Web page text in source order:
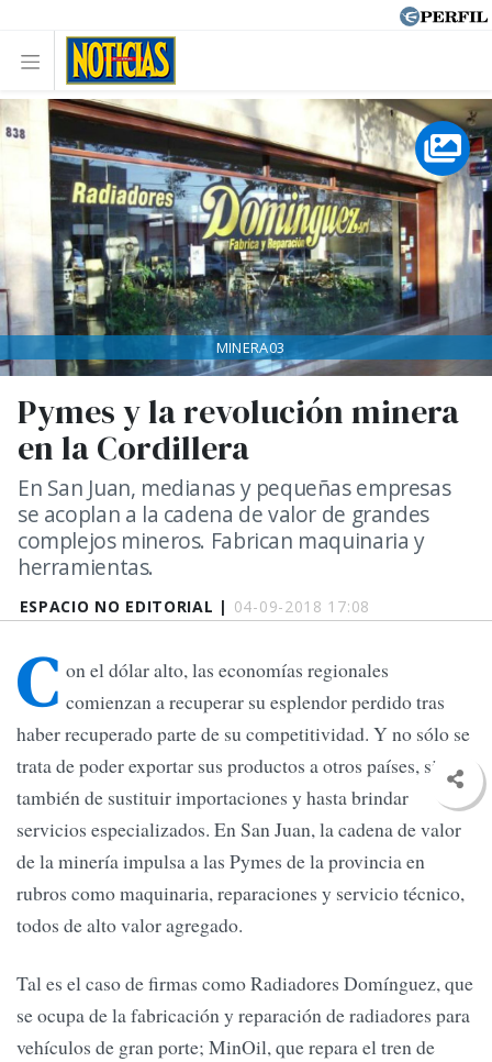
ESPACIO NO EDITORIAL | 04-09-2018 17:08
Pymes y la revolución minera
en la Cordillera
En San Juan, medianas y pequeñas empresas
se acoplan a la cadena de valor de grandes
complejos mineros. Fabrican maquinaria y
herramientas.
MINERA03
C on el dólar alto, las economías regionales
comienzan a recuperar su esplendor perdido tras
haber recuperado parte de su competitividad. Y no sólo se
trata de poder exportar sus productos a otros países, sino
también de sustituir importaciones y hasta brindar
servicios especializados. En San Juan, la cadena de valor
de la minería impulsa a las Pymes de la provincia en
rubros como maquinaria, reparaciones y servicio técnico,
todos de alto valor agregado.
Tal es el caso de firmas como Radiadores Domínguez, que
se ocupa de la fabricación y reparación de radiadores para
vehículos de gran porte; MinOil, que repara el tren de